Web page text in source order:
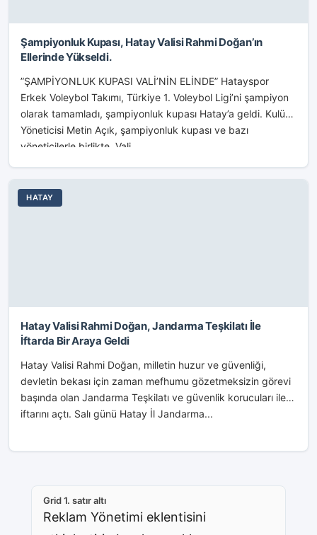
Şampiyonluk Kupası, Hatay Valisi Rahmi Doğan’ın
Ellerinde Yükseldi.
”ŞAMPİYONLUK KUPASI VALİ’NİN ELİNDE” Hatayspor
Erkek Voleybol Takımı, Türkiye 1. Voleybol Ligi’ni şampiyon
olarak tamamladı, şampiyonluk kupası Hatay’a geldi. Kulüp
Yöneticisi Metin Açık, şampiyonluk kupası ve bazı
yöneticilerle birlikte, Vali...
HATAY
Hatay Valisi Rahmi Doğan, Jandarma Teşkilatı İle
İftarda Bir Araya Geldi
Hatay Valisi Rahmi Doğan, milletin huzur ve güvenliği,
devletin bekası için zaman mefhumu gözetmeksizin görevi
başında olan Jandarma Teşkilatı ve güvenlik korucuları ile
iftarını açtı. Salı günü Hatay İl Jandarma...
Grid 1. satır altı
Reklam Yönetimi eklentisini